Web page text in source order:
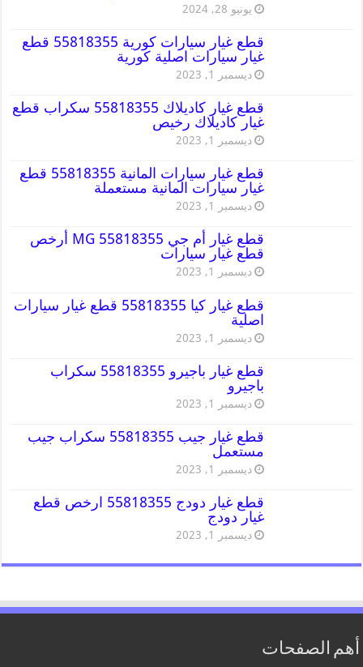
يونيو 28, 2024
قطع غيار سيارات كورية 55818355 قطع
غيار سيارات اصلية كورية
ديسمبر 1, 2023
قطع غيار كاديلاك 55818355 سكراب قطع
غيار كاديلاك رخيص
ديسمبر 1, 2023
قطع غيار سيارات المانية 55818355 قطع
غيار سيارات المانية مستعملة
ديسمبر 1, 2023
قطع غيار أم جي MG 55818355 أرخص
قطع غيار سيارات
ديسمبر 1, 2023
قطع غيار كيا 55818355 قطع غيار سيارات
اصلية
ديسمبر 1, 2023
قطع غيار باجيرو 55818355 سكراب
باجيرو
ديسمبر 1, 2023
قطع غيار جيب 55818355 سكراب جيب
مستعمل
ديسمبر 1, 2023
قطع غيار دودج 55818355 ارخص قطع
غيار دودج
ديسمبر 1, 2023
أهم الصفحات